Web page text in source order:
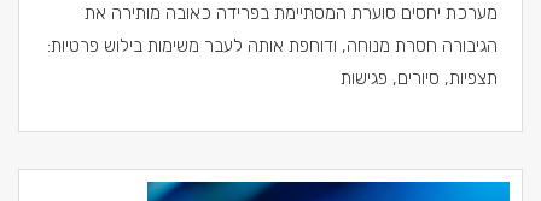
מערכת יחסים סוערת המסתיימת בפרידה כאובה מותירה את
הגיבורה חסרת מנוחה, ודוחפת אותה לעבר משימות בילוש פרטיות:
תצפיות, סיורים, פגישות